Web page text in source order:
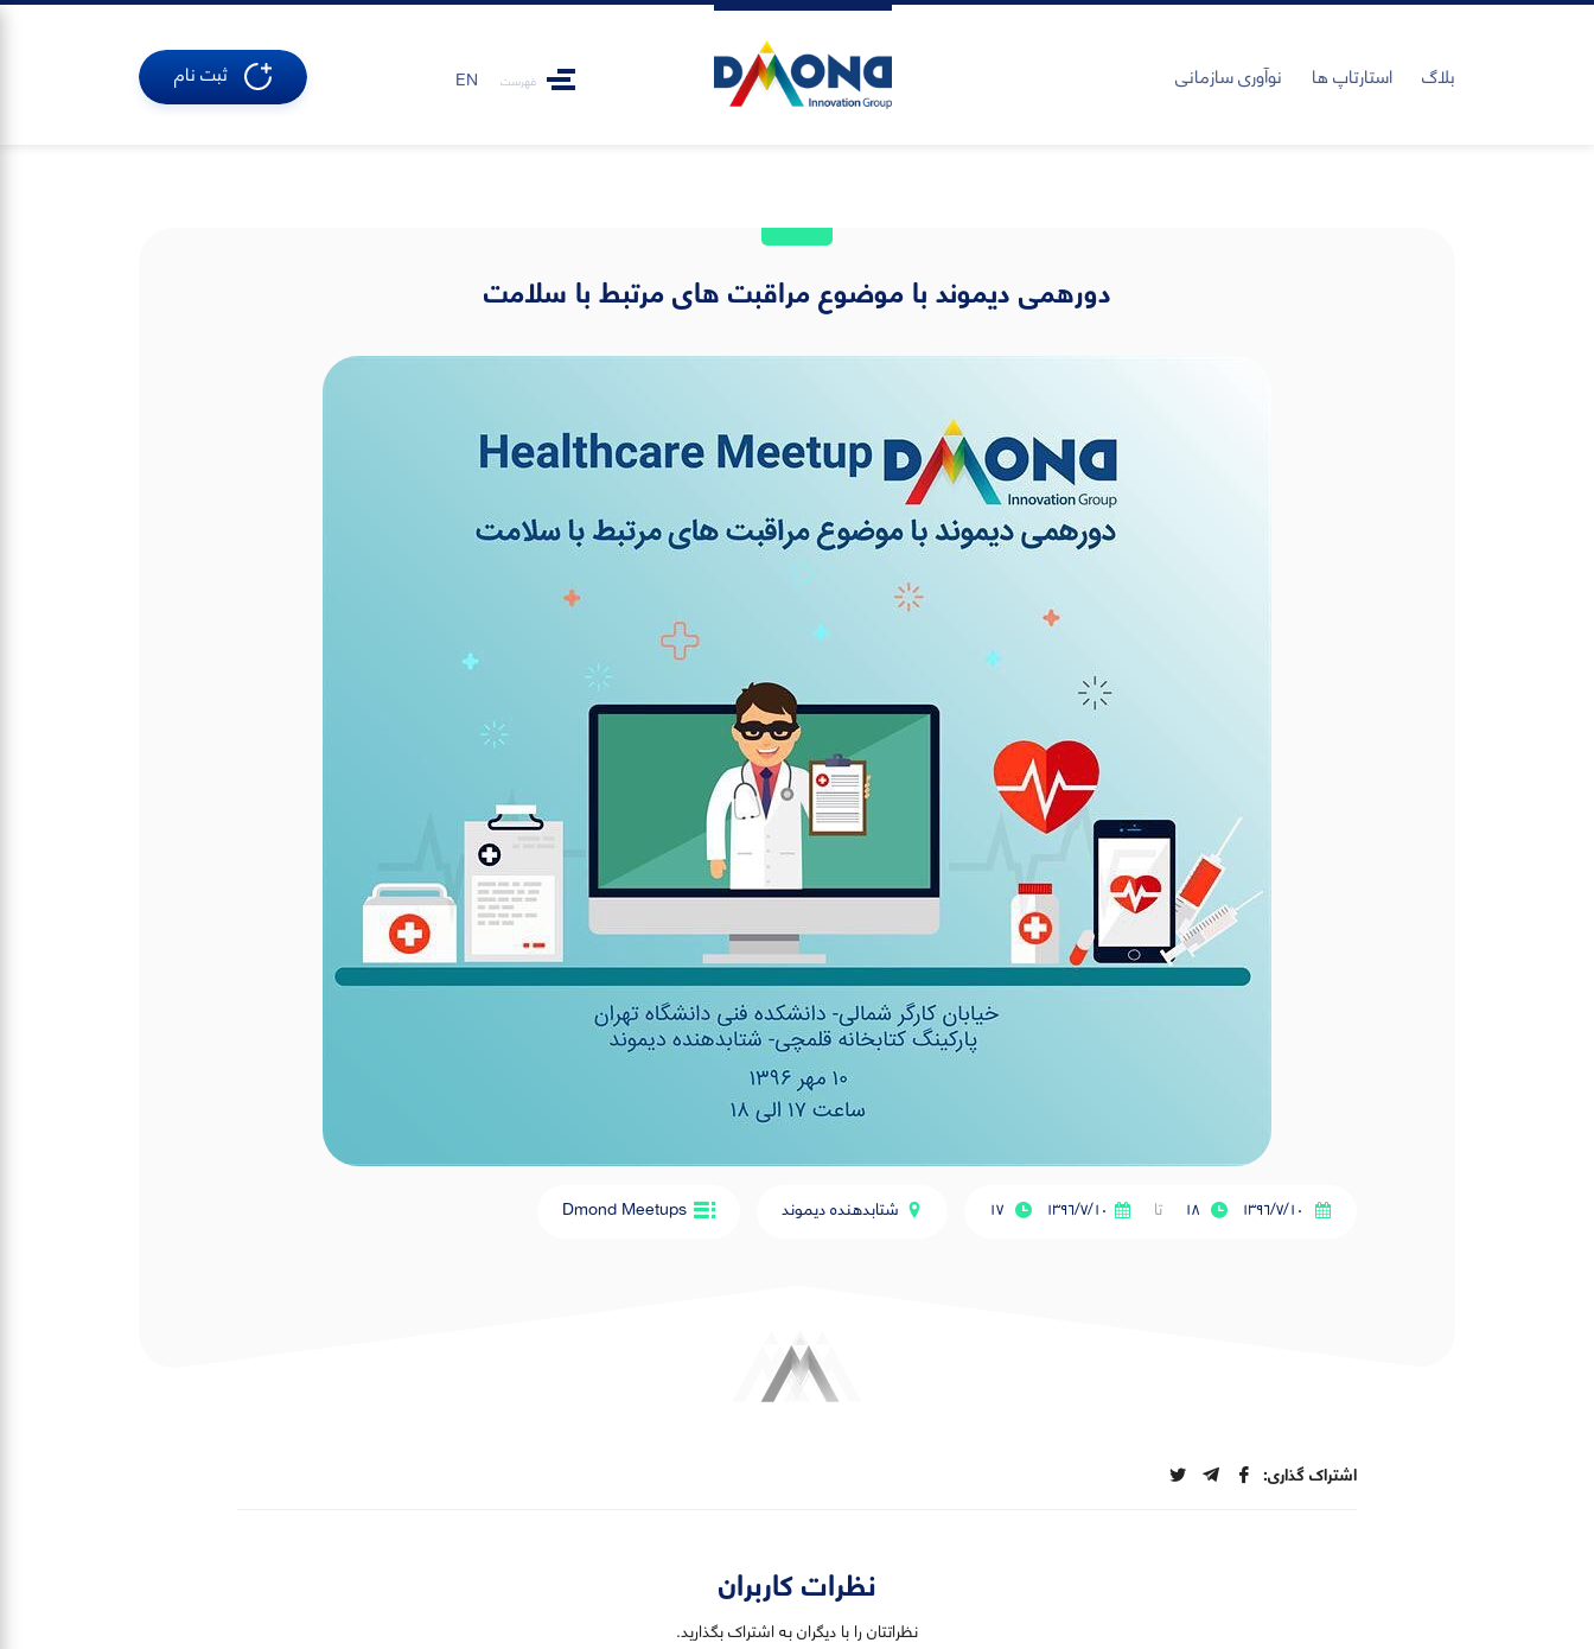
بلاگ استارتاپ ها نوآوری سازمانی فهرست EN ثبت نام
دورهمی دیموند با موضوع مراقبت های مرتبط با سلامت
۱۸ تا ١٣٩٦/٧/١٠ ۱۷ شتابدهنده دیموند Dmond Meetups
اشتراک گذاری:
نظرات کاربران
نظراتتان را با دیگران به اشتراک بگذارید.